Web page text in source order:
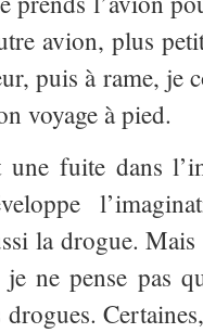
avion, plus
puis à rame, je
voyage à pied.
une fuite dans
la drogue.
je ne pense pas